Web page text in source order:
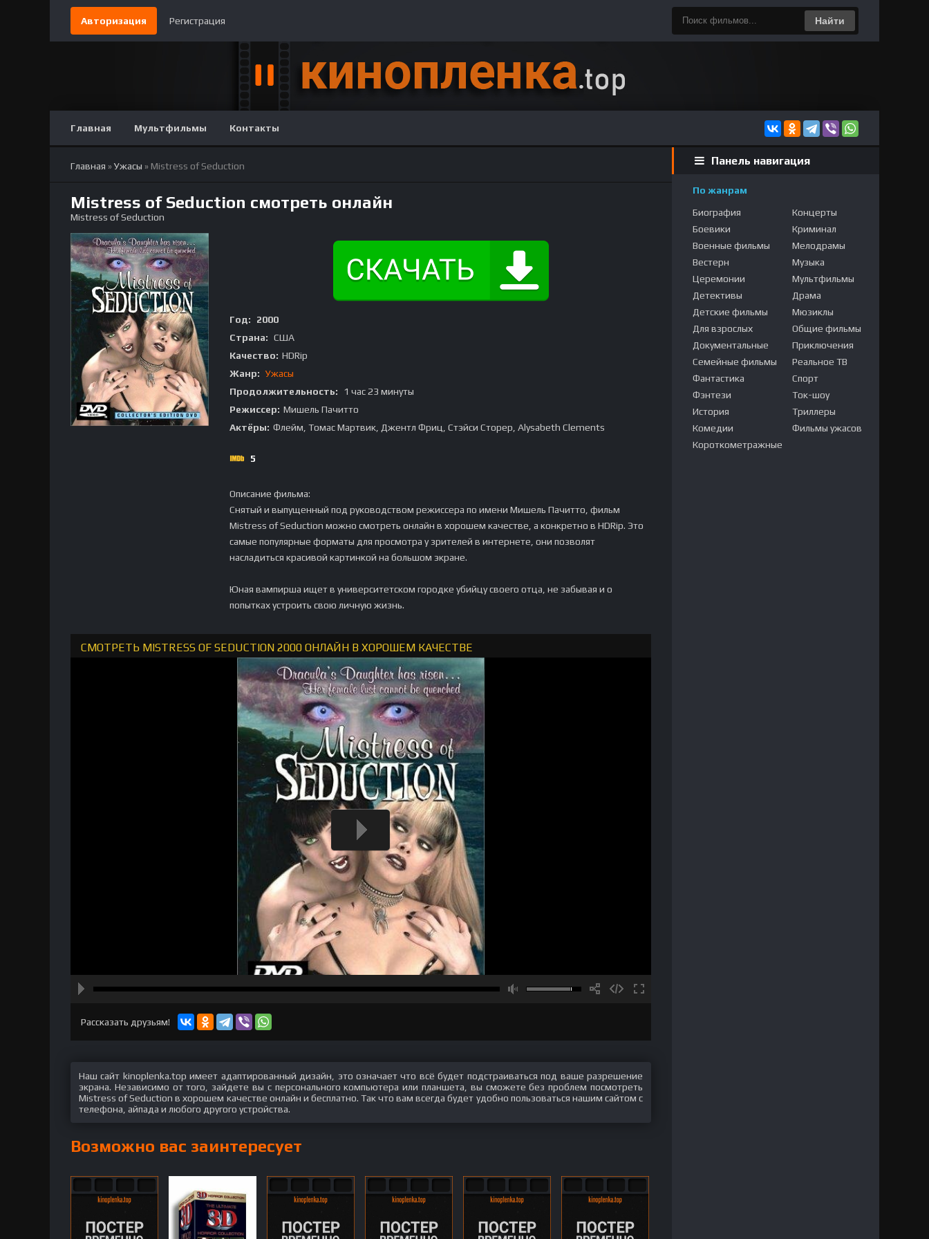
Авторизация Регистрация Найти
Главная Мультфильмы Контакты
Главная »Ужасы » Mistress of Seduction
Mistress of Seduction смотреть онлайн
Mistress of Seduction
Год:
2000
Страна: США
Качество: HDRip
Жанр: Ужасы
Продолжительность:
1 час 23 минуты
Режиссер: Мишель Пачитто
Актёры: Флейм, Томас Мартвик, Джентл Фриц, Стэйси Сторер, Alysabeth Clements
5
Описание фильма:
Снятый и выпущенный под руководством режиссера по имени Мишель Пачитто, фильм
Mistress of Seduction можно смотреть онлайн в хорошем качестве, а конкретно в HDRip. Это
самые популярные форматы для просмотра у зрителей в интернете, они позволят
насладиться красивой картинкой на большом экране.
Юная вампирша ищет в университетском городке убийцу своего отца, не забывая и о
попытках устроить свою личную жизнь.
СМОТРЕТЬ MISTRESS OF SEDUCTION 2000 ОНЛАЙН В ХОРОШЕМ КАЧЕСТВЕ
Рассказать друзьям!
Наш сайт kinoplenka.top имеет адаптированный дизайн, это означает что всё будет подстраиваться под ваше разрешение
экрана. Независимо от того, зайдете вы с персонального компьютера или планшета, вы сможете без проблем посмотреть
Mistress of Seduction в хорошем качестве онлайн и бесплатно. Так что вам всегда будет удобно пользоваться нашим сайтом с
телефона, айпада и любого другого устройства.
Возможно вас заинтересует
Панель навигация
По жанрам
Биография
Боевики
Военные фильмы
Вестерн
Церемонии
Детективы
Детские фильмы
Для взрослых
Документальные
Семейные фильмы
Фантастика
Фэнтези
История
Комедии
Короткометражные
Концерты
Криминал
Мелодрамы
Музыка
Мультфильмы
Драма
Мюзиклы
Общие фильмы
Приключения
Реальное ТВ
Спорт
Ток-шоу
Триллеры
Фильмы ужасов